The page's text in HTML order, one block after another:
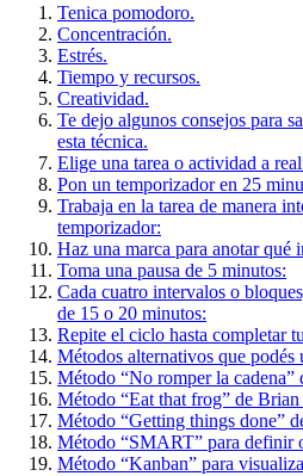
Tenica pomodoro.
Concentración.
Estrés.
Tiempo y recursos.
Creatividad.
Te dejo algunos consejos para
esta técnica.
Elige una tarea o actividad a
Pon un temporizador en 25
Trabaja en la tarea de manera
temporizador:
Haz una marca para anotar qué
Toma una pausa de 5 minutos:
Cada cuatro intervalos o
de 15 o 20 minutos:
Repite el ciclo hasta completar
Métodos alternativos que
Método “No romper la cadena”
Método “Eat that frog” de Brian
Método “Getting things done”
Método “SMART” para definir
Método “Kanban” para